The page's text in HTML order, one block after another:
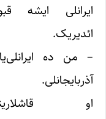
ایرانلی ایشه قبول
ائدیریک.
– من ده ایرانلی‌یام.
آذربایجانلی.
او قاشلارینی